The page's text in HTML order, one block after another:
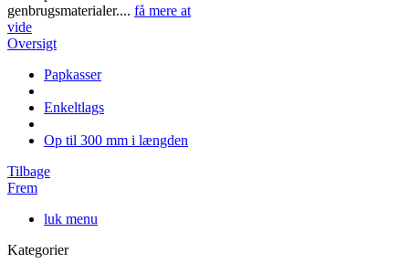
genbrugsmaterialer.... få mere at
vide
Oversigt
Papkasser
Enkeltlags
Op til 300 mm i længden
Tilbage
Frem
luk menu
Kategorier